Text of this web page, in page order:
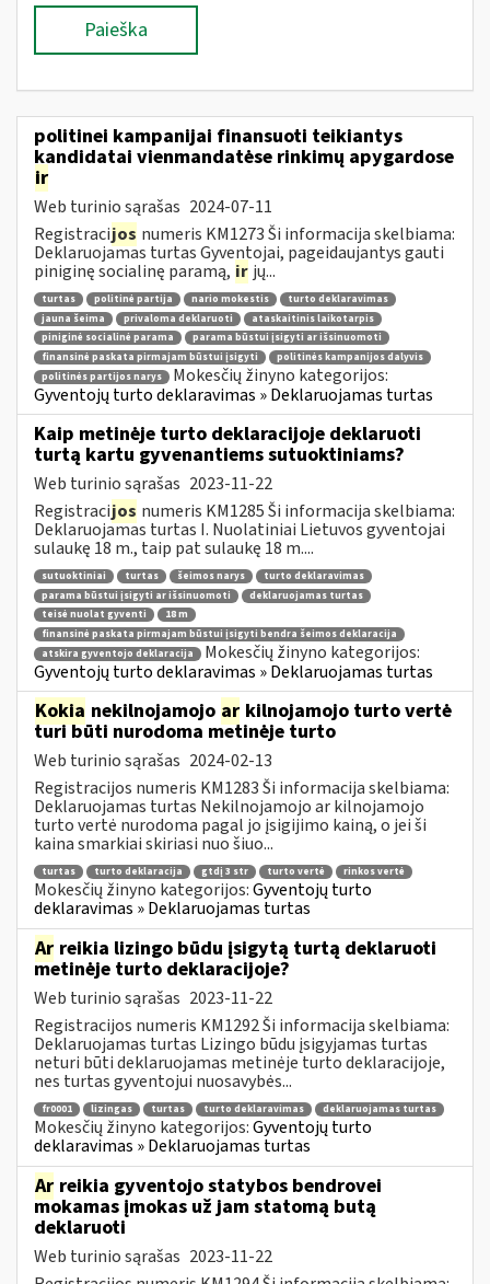
Paieška
politinei kampanijai finansuoti teikiantys
kandidatai vienmandatėse rinkimų apygardose
ir
Web turinio sąrašas 2024-07-11
Registracijos numeris KM1273 Ši informacija skelbiama:
Deklaruojamas turtas Gyventojai, pageidaujantys gauti
piniginę socialinę paramą, ir jų...
turtas politinė partija nario mokestis
turto deklaravimas
jauna šeima
privaloma deklaruoti
ataskaitinis laikotarpis
piniginė socialinė parama
parama būstui įsigyti ar išsinuomoti
finansinė paskata pirmajam būstui įsigyti
politinės kampanijos dalyvis
politinės partijos narys
Mokesčių žinyno kategorijos:
Gyventojų turto deklaravimas » Deklaruojamas turtas
Kaip metinėje turto deklaracijoje deklaruoti
turtą kartu gyvenantiems sutuoktiniams?
Web turinio sąrašas 2023-11-22
Registracijos numeris KM1285 Ši informacija skelbiama:
Deklaruojamas turtas I. Nuolatiniai Lietuvos gyventojai
sulaukę 18 m., taip pat sulaukę 18 m....
sutuoktiniai turtas šeimos narys
turto deklaravimas
parama būstui įsigyti ar išsinuomoti
deklaruojamas turtas
teisė nuolat gyventi
18 m
finansinė paskata pirmajam būstui įsigyti bendra šeimos deklaracija
atskira gyventojo deklaracija
Mokesčių žinyno kategorijos:
Gyventojų turto deklaravimas » Deklaruojamas turtas
Kokia nekilnojamojo ar kilnojamojo turto vertė
turi būti nurodoma metinėje turto
Web turinio sąrašas 2024-02-13
Registracijos numeris KM1283 Ši informacija skelbiama:
Deklaruojamas turtas Nekilnojamojo ar kilnojamojo
turto vertė nurodoma pagal jo įsigijimo kainą, o jei ši
kaina smarkiai skiriasi nuo šiuo...
turtas turto deklaracija gtdį 3 str turto vertė rinkos vertė
Mokesčių žinyno kategorijos:Gyventojų turto
deklaravimas » Deklaruojamas turtas
Ar reikia lizingo būdu įsigytą turtą deklaruoti
metinėje turto deklaracijoje?
Web turinio sąrašas 2023-11-22
Registracijos numeris KM1292 Ši informacija skelbiama:
Deklaruojamas turtas Lizingo būdu įsigyjamas turtas
neturi būti deklaruojamas metinėje turto deklaracijoje,
nes turtas gyventojui nuosavybės...
fr0001 lizingas turtas turto deklaravimas deklaruojamas turtas
Mokesčių žinyno kategorijos:Gyventojų turto
deklaravimas » Deklaruojamas turtas
Ar reikia gyventojo statybos bendrovei
mokamas įmokas už jam statomą butą
deklaruoti
Web turinio sąrašas 2023-11-22